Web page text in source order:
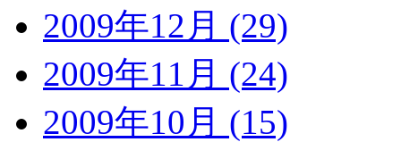
2009年12月 (29)
2009年11月 (24)
2009年10月 (15)